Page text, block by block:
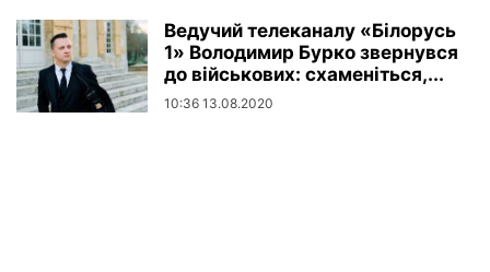
Ведучий телеканалу «Білорусь
1» Володимир Бурко звернувся
до військових: схаменіться,...
10:36 13.08.2020